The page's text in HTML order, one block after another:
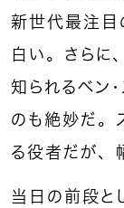
新世代最注目
白い。さらに
知られるベン
のも絶妙だ。
る役者だが、
当日の前段と